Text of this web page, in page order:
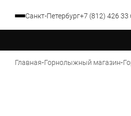
Санкт-Петербург+7 (812) 426 33
Главная-Горнолыжный магазин-